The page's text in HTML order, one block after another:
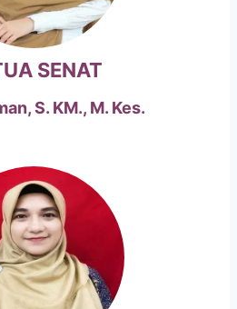
SENAT
S. KM., M. Kes.